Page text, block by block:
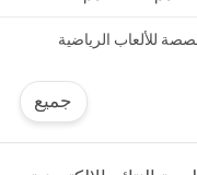
للألعاب الرياضية
جميع